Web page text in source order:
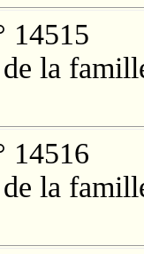
14515
la
14516
la